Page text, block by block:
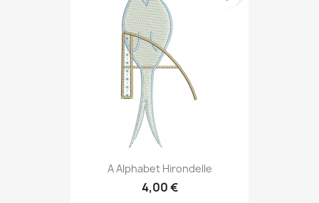
A Alphabet Hirondelle
4,00 €